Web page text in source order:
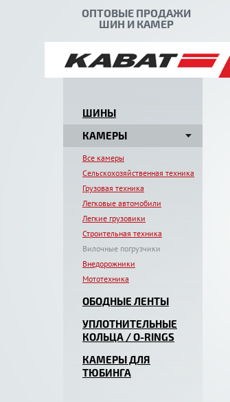
ОПТОВЫЕ ПРОДАЖИ
ШИН И КАМЕР
ШИНЫ
КАМЕРЫ
Все камеры
Сельскохозяйственная техника
Грузовая техника
Легковые автомобили
Легкие грузовики
Строительная техника
Вилочные погрузчики
Внедорожники
Мототехника
ОБОДНЫЕ ЛЕНТЫ
УПЛОТНИТЕЛЬНЫЕ
КОЛЬЦА / O-RINGS
КАМЕРЫ ДЛЯ
ТЮБИНГА